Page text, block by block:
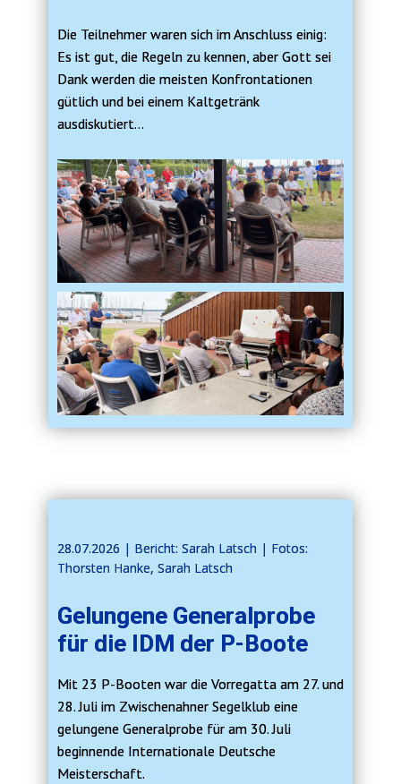
Die Teilnehmer waren sich im Anschluss einig:
Es ist gut, die Regeln zu kennen, aber Gott sei
Dank werden die meisten Konfrontationen
gütlich und bei einem Kaltgetränk
ausdiskutiert…
28.07.2026 | ​​Bericht: Sarah Latsch | Fotos:
Thorsten Hanke, Sarah Latsch
Gelungene Generalprobe
für die IDM der P-Boote
Mit 23 P-Booten war die Vorregatta am 27. und
28. Juli im Zwischenahner Segelklub eine
gelungene Generalprobe für am 30. Juli
beginnende Internationale Deutsche
Meisterschaft.